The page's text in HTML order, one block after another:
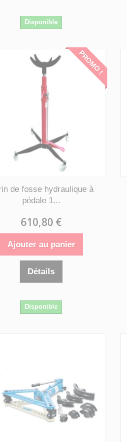
Disponible
PROMO !
de fosse hydraulique à
pédale 1...
610,80 €
Ajouter au panier
Détails
Disponible